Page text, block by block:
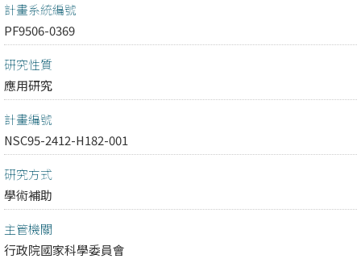
計畫系統編號
PF9506-0369
研究性質
應用研究
計畫編號
NSC95-2412-H182-001
研究方式
學術補助
主管機關
行政院國家科學委員會